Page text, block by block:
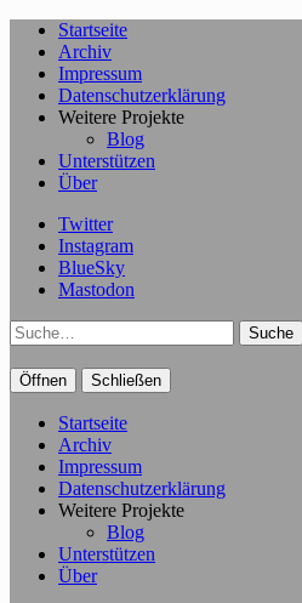
Startseite
Archiv
Impressum
Datenschutzerklärung
Weitere Projekte
Blog
Unterstützen
Über
Twitter
Instagram
BlueSky
Mastodon
Suche
Öffnen Schließen
Startseite
Archiv
Impressum
Datenschutzerklärung
Weitere Projekte
Blog
Unterstützen
Über